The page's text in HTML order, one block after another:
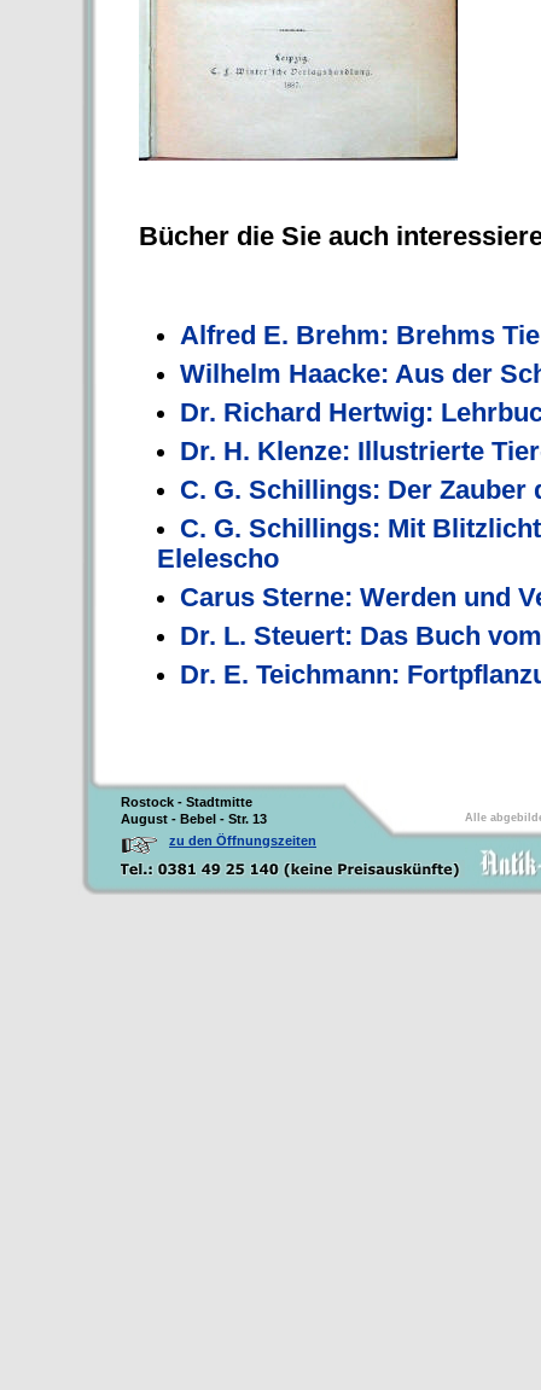
Bücher die Sie auch
Alfred E. Brehm: Brehms
Wilhelm Haacke: Aus der
Dr. Richard Hertwig:
Dr. H. Klenze: Illustrierte
C. G. Schillings: Der Zauber
C. G. Schillings: Mit
Elelescho
Carus Sterne: Werden und
Dr. L. Steuert: Das Buch
Dr. E. Teichmann:
Rostock - Stadtmitte
August - Bebel - Str. 13
zu den Öffnungszeiten
Alle